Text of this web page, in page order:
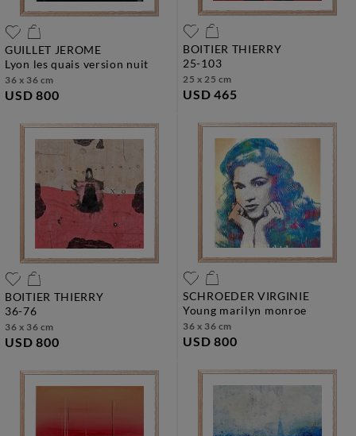
GUILLET JEROME
lyon les quais version nuit
36 x 36 cm
USD 800
BOITIER THIERRY
25-103
25 x 25 cm
USD 465
BOITIER THIERRY
36-76
36 x 36 cm
USD 800
SCHROEDER VIRGINIE
young marilyn monroe
36 x 36 cm
USD 800